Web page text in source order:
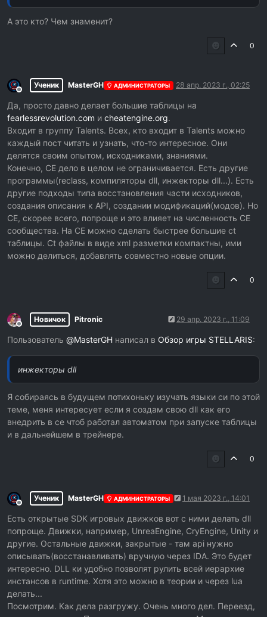
А это кто? Чем знаменит?
0
Не в сети
Ученик MasterGH АДМИНИСТРАТОРЫ 28 апр. 2023 г., 02:25
Да, просто давно делает большие таблицы на
fearlessrevolution.com и cheatengine.org.
Входит в группу Talents. Всех, кто входит в Talents можно
каждый пост читать и узнать, что-то интересное. Они
делятся своим опытом, исходниками, знаниями.
Конечно, CE дело в целом не ограничивается. Есть другие
программы(reclass, компиляторы dll, инжекторы dll...). Есть
другие подходы типа восстановления части исходников,
создания описания к API, создании модификаций(модов). Но
CE, скорее всего, попроще и это влияет на численность CE
сообщества. На CE можно сделать быстрее большие ct
таблицы. Ct файлы в виде xml разметки компактны, ими
можно делиться, добавлять совместно новые опции.
0
Не в сети
Новичок Pitronic 29 апр. 2023 г., 11:09
Пользователь @MasterGH написал в Обзор игры STELLARIS:
инжекторы dll
Я собираясь в будущем потихоньку изучать языки си по этой
теме, меня интересует если я создам свою dll как его
внедрить в ce чтоб работал автоматом при запуске таблицы
и в дальнейшем в трейнере.
0
Не в сети
Ученик MasterGH АДМИНИСТРАТОРЫ 1 мая 2023 г., 14:01
Есть открытые SDK игровых движков вот с ними делать dll
попроще. Движки, например, UnreaEngine, CryEngine, Unity и
другие. Остальные движки, закрытые - там api нужно
описывать(восстанавливать) вручную через IDA. Это будет
интересно. DLL ки удобно позволят рулить всей иерархие
инстансов в runtime. Хотя это можно в теории и через lua
делать...
Посмотрим. Как дела разгружу. Очень много дел. Переезд,